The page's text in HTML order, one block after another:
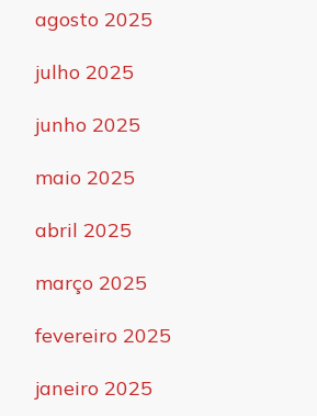
agosto 2025
julho 2025
junho 2025
maio 2025
abril 2025
março 2025
fevereiro 2025
janeiro 2025